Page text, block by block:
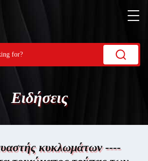
Ειδήσεις
κυκλωμάτων ----